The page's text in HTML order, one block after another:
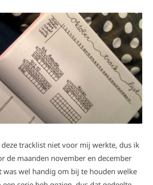
tracklist niet voor mij werkte, dus ik
de maanden november en december
was wel handig om bij te houden welke